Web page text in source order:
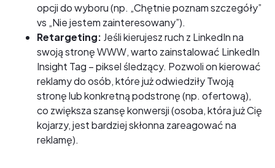
opcji do wyboru (np. „Chętnie poznam szczegóły”
vs „Nie jestem zainteresowany”).
Retargeting: Jeśli kierujesz ruch z LinkedIn na
swoją stronę WWW, warto zainstalować LinkedIn
Insight Tag – piksel śledzący. Pozwoli on kierować
reklamy do osób, które już odwiedziły Twoją
stronę lub konkretną podstronę (np. ofertową),
co zwiększa szansę konwersji (osoba, która już Cię
kojarzy, jest bardziej skłonna zareagować na
reklamę).